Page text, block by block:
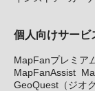
個人向けサービ
MapFanプレミア
MapFanAssist
GeoQuest（ジオク